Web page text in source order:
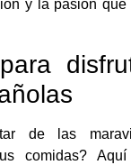
y la pasión
de las
comidas?